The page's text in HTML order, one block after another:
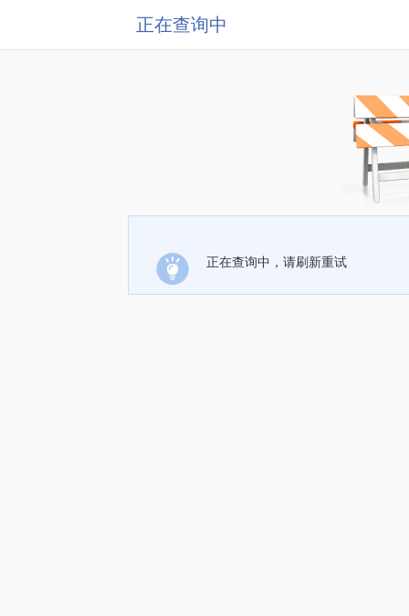
正在查询中
正在查询中，请刷新重试